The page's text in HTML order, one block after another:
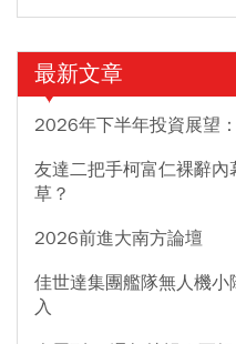
最新文章
2026年下半年投資展望
友達二把手柯富仁裸辭
草？
2026前進大南方論壇
佳世達集團艦隊無人機
入